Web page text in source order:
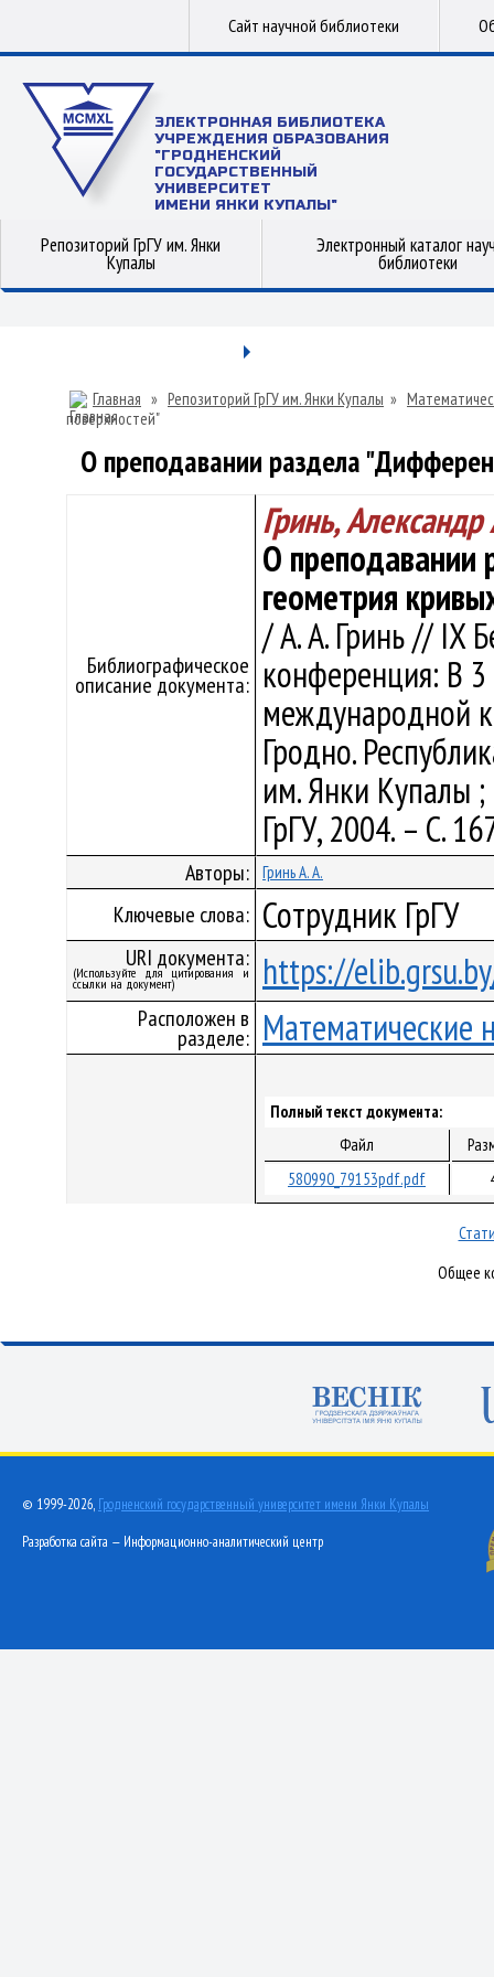
Сайт научной библиотеки
ЭЛЕКТРОННАЯ БИБЛИОТЕКА
УЧРЕЖДЕНИЯ ОБРАЗОВАНИЯ
"ГРОДНЕНСКИЙ
ГОСУДАРСТВЕННЫЙ
УНИВЕРСИТЕТ
ИМЕНИ ЯНКИ КУПАЛЫ"
Репозиторий ГрГУ им. Янки
Купалы
Электронный каталог
библиотеки
Главная » Репозиторий ГрГУ им. Янки Купалы »
поверхностей"
О преподавании раздела
Библиографическое
описание документа:
Гринь,
О преподавании
геометрия
/ А. А. Гринь // IX
конференция: В
международной
Гродно.
им. Янки Купалы ;
ГрГУ, 2004. – С.
Авторы: Гринь А. А.
Ключевые слова: Сотрудник ГрГУ
URI документа:
(Используйте для цитирования и
ссылки на документ) https://
Расположен в
разделе: Математические
Полный текст документа:
Файл
580990_79153pdf.pdf
Общее
© 1999-2026, Гродненский государственный университет имени Янки Купалы
Разработка сайта — Информационно-аналитический центр